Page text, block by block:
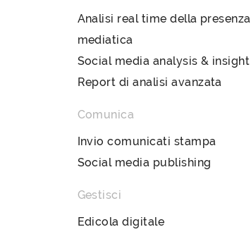
Analisi real time della presenza
mediatica
Social media analysis & insight
Report di analisi avanzata
Comunica
Invio comunicati stampa
Social media publishing
Gestisci
Edicola digitale